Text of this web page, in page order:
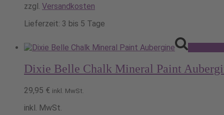
zzgl. Versandkosten
Lieferzeit: 3 bis 5 Tage
Dixie Belle Chalk Mineral Paint
29,95 € inkl. MwSt.
inkl. MwSt.